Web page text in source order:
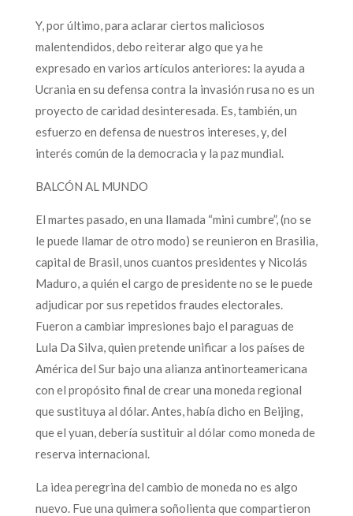
Y, por último, para aclarar ciertos maliciosos
malentendidos, debo reiterar algo que ya he
expresado en varios artículos anteriores: la ayuda a
Ucrania en su defensa contra la invasión rusa no es un
proyecto de caridad desinteresada. Es, también, un
esfuerzo en defensa de nuestros intereses, y, del
interés común de la democracia y la paz mundial.
BALCÓN AL MUNDO
El martes pasado, en una llamada “mini cumbre”, (no se
le puede llamar de otro modo) se reunieron en Brasilia,
capital de Brasil, unos cuantos presidentes y Nicolás
Maduro, a quién el cargo de presidente no se le puede
adjudicar por sus repetidos fraudes electorales.
Fueron a cambiar impresiones bajo el paraguas de
Lula Da Silva, quien pretende unificar a los países de
América del Sur bajo una alianza antinorteamericana
con el propósito final de crear una moneda regional
que sustituya al dólar. Antes, había dicho en Beijing,
que el yuan, debería sustituir al dólar como moneda de
reserva internacional.
La idea peregrina del cambio de moneda no es algo
nuevo. Fue una quimera soñolienta que compartieron